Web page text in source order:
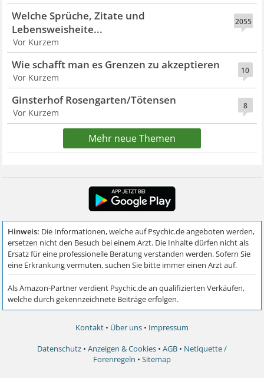
2055
Welche Sprüche, Zitate und
Lebensweisheite...
Vor Kurzem
10
Wie schafft man es Grenzen zu akzeptieren
Vor Kurzem
8
Ginsterhof Rosengarten/Tötensen
Vor Kurzem
Mehr neue Themen
Kontakt • Über uns • Impressum
Datenschutz • Anzeigen & Cookies • AGB • Netiquette /
Forenregeln • Sitemap